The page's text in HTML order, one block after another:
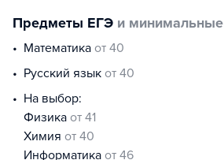
Предметы ЕГЭ и
математика от 40
русский язык от 40
На выбор:
физика от 41
химия от 40
информатика от 46